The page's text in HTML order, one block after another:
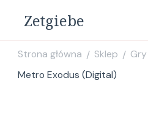
Zetgiebe
Strona główna / Sklep /
Metro Exodus (Digital)